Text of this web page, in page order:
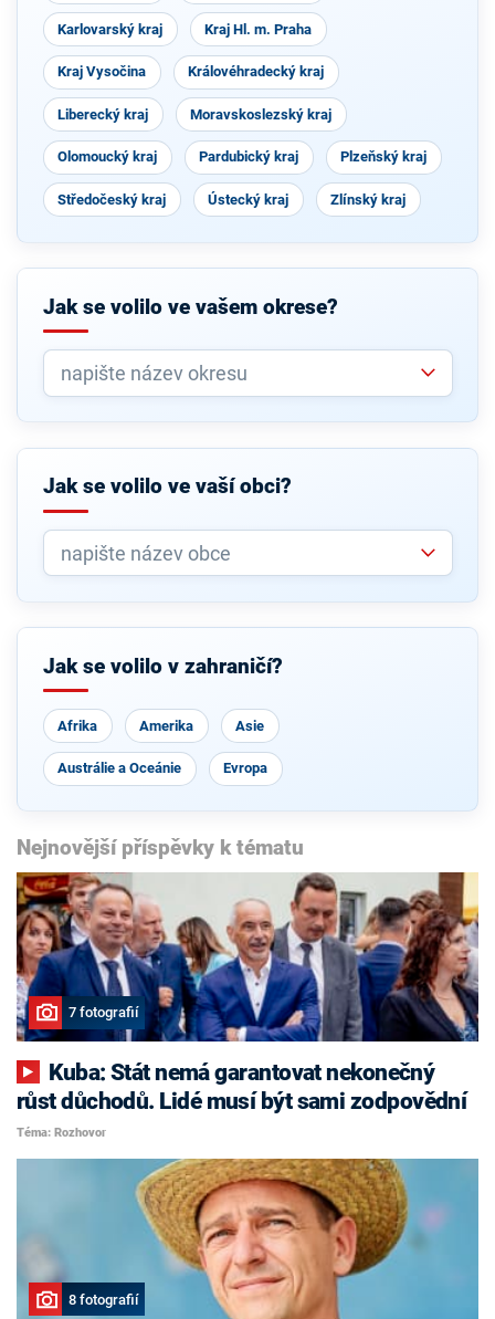
Karlovarský kraj Kraj Hl. m. Praha
Kraj Vysočina Královéhradecký kraj
Liberecký kraj Moravskoslezský kraj
Olomoucký kraj Pardubický kraj Plzeňský kraj
Středočeský kraj Ústecký kraj Zlínský kraj
Jak se volilo ve vašem okrese?
Jak se volilo ve vaší obci?
Jak se volilo v zahraničí?
Afrika Amerika Asie
Austrálie a Oceánie Evropa
Nejnovější příspěvky k tématu
7 fotografií
růst důchodů. Lidé musí být sami zodpovědní
Téma: Rozhovor
8 fotografií